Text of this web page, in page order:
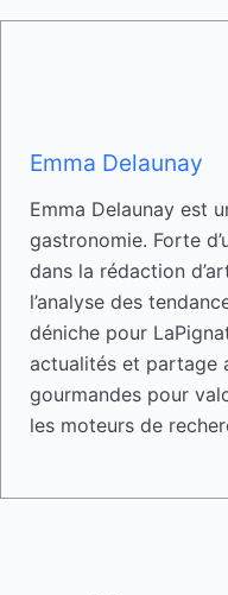
Emma Delaunay
Emma Delaunay est
gastronomie. Forte
dans la rédaction
l’analyse des
déniche pour
actualités et partage
gourmandes pour
les moteurs de